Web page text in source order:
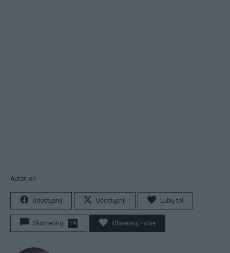
Autor: eri
Udostępnij Udostępnij Lubię to!
Skomentuj 19 Obserwuj notkę